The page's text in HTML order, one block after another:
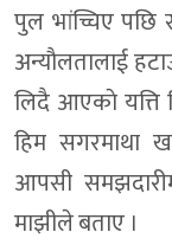
पुल भांच्चिए पछि
अन्याैलतालाई
लिदै आएकाे यत्ति
हिम सगरमाथा
आपसी
माझीले बताए ।